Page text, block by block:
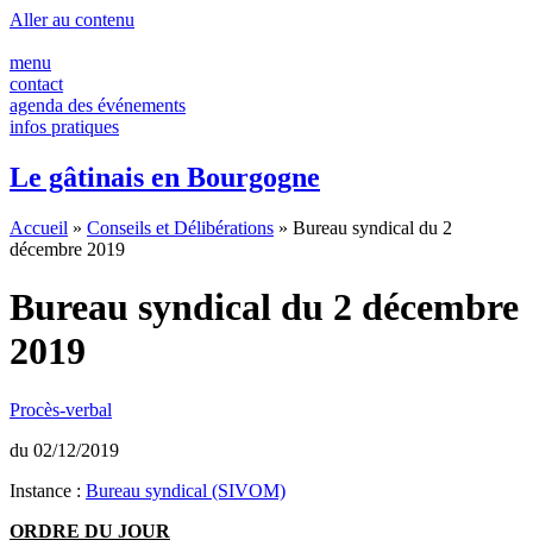
Aller au contenu
menu
contact
agenda des événements
infos pratiques
Le gâtinais en Bourgogne
Accueil » Conseils et Délibérations » Bureau syndical du 2
décembre 2019
Bureau syndical du 2 décembre
2019
Procès-verbal
du 02/12/2019
Instance : Bureau syndical (SIVOM)
ORDRE DU JOUR